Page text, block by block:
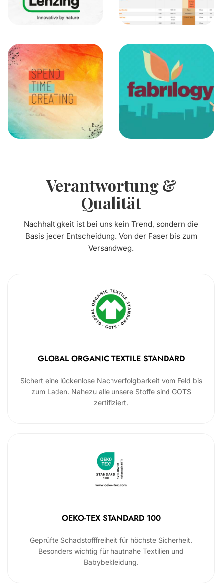
Verantwortung &
Qualität
Nachhaltigkeit ist bei uns kein Trend, sondern die
Basis jeder Entscheidung. Von der Faser bis zum
Versandweg.
GLOBAL ORGANIC TEXTILE STANDARD
Sichert eine lückenlose Nachverfolgbarkeit vom Feld bis
zum Laden. Nahezu alle unsere Stoffe sind GOTS
zertifiziert.
OEKO-TEX STANDARD 100
Geprüfte Schadstofffreiheit für höchste Sicherheit.
Besonders wichtig für hautnahe Textilien und
Babybekleidung.